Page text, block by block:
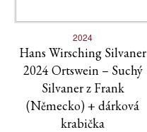
2024
Hans Wirsching Silvaner
2024 Ortswein – Suchý
Silvaner z Frank
(Německo) + dárková
krabička